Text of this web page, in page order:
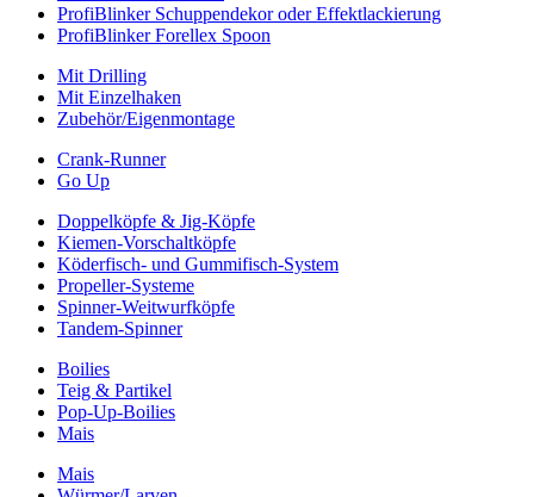
ProfiBlinker Schuppendekor oder Effektlackierung
ProfiBlinker Forellex Spoon
Mit Drilling
Mit Einzelhaken
Zubehör/Eigenmontage
Crank-Runner
Go Up
Doppelköpfe & Jig-Köpfe
Kiemen-Vorschaltköpfe
Köderfisch- und Gummifisch-System
Propeller-Systeme
Spinner-Weitwurfköpfe
Tandem-Spinner
Boilies
Teig & Partikel
Pop-Up-Boilies
Mais
Mais